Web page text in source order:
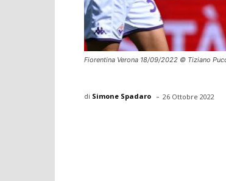
Fiorentina Verona 18/09/2022 © Tiziano
di Simone Spadaro - 26 Ottobre 2022